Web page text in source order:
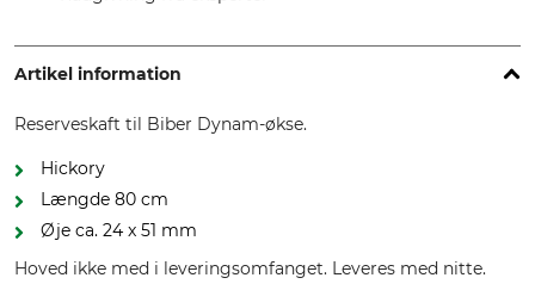
Artikel information
Reserveskaft til Biber Dynam-økse.
Hickory
Længde 80 cm
Øje ca. 24 x 51 mm
Hoved ikke med i leveringsomfanget. Leveres med nitte.